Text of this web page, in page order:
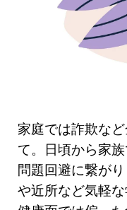
家庭では詐欺な
て。日頃から家
問題回避に繋が
や近所など気軽な